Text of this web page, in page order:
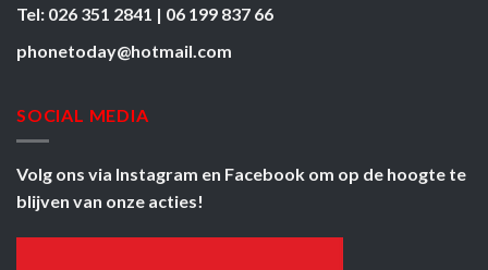
Tel: 026 351 2841 | 06 199 837 66
phonetoday@hotmail.com
SOCIAL MEDIA
Volg ons via Instagram en Facebook om op de hoogte te
blijven van onze acties!